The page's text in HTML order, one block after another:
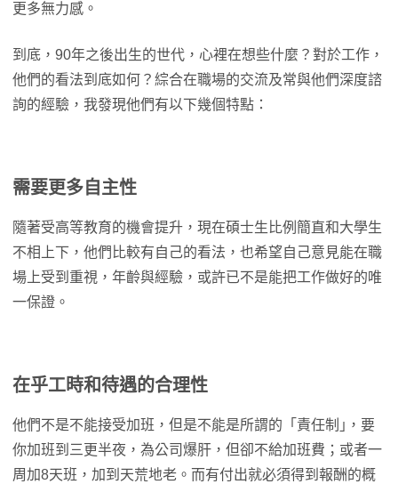
更多無力感。
到底，90年之後出生的世代，心裡在想些什麼？對於工作，
他們的看法到底如何？綜合在職場的交流及常與他們深度諮
詢的經驗，我發現他們有以下幾個特點：
需要更多自主性
隨著受高等教育的機會提升，現在碩士生比例簡直和大學生
不相上下，他們比較有自己的看法，也希望自己意見能在職
場上受到重視，年齡與經驗，或許已不是能把工作做好的唯
一保證。
在乎工時和待遇的合理性
他們不是不能接受加班，但是不能是所謂的「責任制｣，要
你加班到三更半夜，為公司爆肝，但卻不給加班費；或者一
周加8天班，加到天荒地老。而有付出就必須得到報酬的概